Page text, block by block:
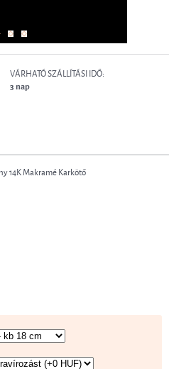
VÁRHATÓ SZÁLLÍTÁSI IDŐ:
3 nap
14K Makramé Karkötő